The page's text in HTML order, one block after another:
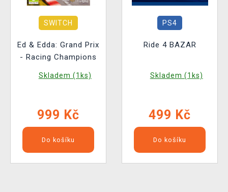
SWITCH
Ed & Edda: Grand Prix
- Racing Champions
Skladem (1ks)
999 Kč
Do košíku
PS4
Ride 4 BAZAR
Skladem (1ks)
499 Kč
Do košíku